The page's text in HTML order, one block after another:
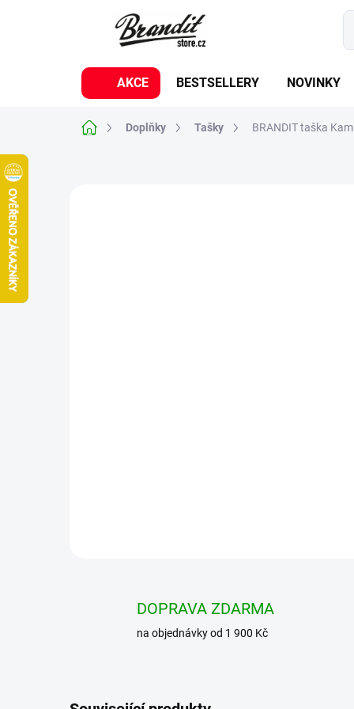
AKCE BESTSELLERY NOVINKY
Domů Doplňky Tašky BRANDIT taška
DOPRAVA ZDARMA
na objednávky od 1 900 Kč